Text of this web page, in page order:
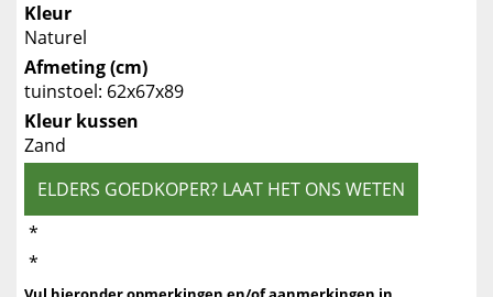
Kleur
Naturel
Afmeting (cm)
tuinstoel: 62x67x89
Kleur kussen
Zand
ELDERS GOEDKOPER? LAAT HET ONS WETEN
*
*